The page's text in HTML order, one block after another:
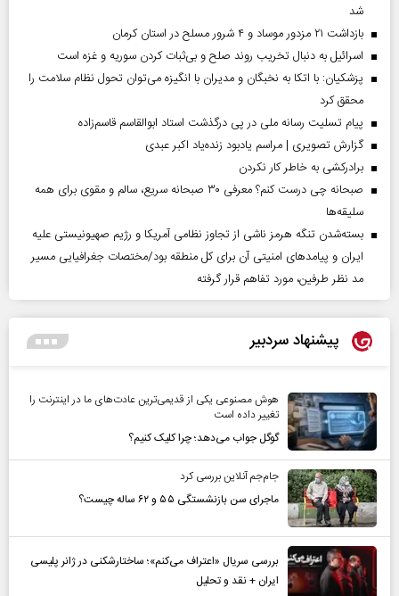
شد
بازداشت ۲۱ مزدور موساد و ۴ شرور مسلح در استان کرمان
اسرائیل به دنبال تخریب روند صلح و بی‌ثبات کردن سوریه و غزه است
پزشکیان: با اتکا به نخبگان و مدیران با انگیزه می‌توان تحول نظام سلامت را
محقق کرد
پیام تسلیت رسانه ملی در پی درگذشت استاد ابوالقاسم قاسم‌زاده
گزارش تصویری | مراسم یادبود زنده‌یاد اکبر عبدی
برادرکشی به خاطر کار نکردن
صبحانه چی درست کنم؟ معرفی ۳۰ صبحانه سریع، سالم و مقوی برای همه
سلیقه‌ها
بسته‌شدن تنگه هرمز ناشی از تجاوز نظامی آمریکا و رژیم صهیونیستی علیه
ایران و پیامد‌های امنیتی آن برای کل منطقه بود/مختصات جغرافیایی مسیر
مد نظر طرفین، مورد تفاهم قرار گرفته
پیشنهاد سردبیر
هوش مصنوعی یکی از قدیمی‌ترین عادت‌های ما در اینترنت را
تغییر داده است
گوگل جواب می‌دهد؛ چرا کلیک کنیم؟
جام‌جم آنلاین بررسی کرد
ماجرای سن بازنشستگی ۵۵ و ۶۲ ساله چیست؟
بررسی سریال «اعتراف می‌کنم»؛ ساختارشکنی در ژانر پلیسی
ایران + نقد و تحلیل